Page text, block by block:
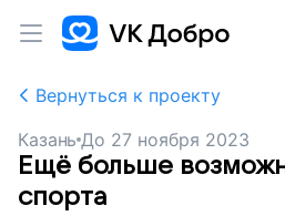
Вернуться к проекту
Казань До 27 ноября 2023
Ещё больше
спорта